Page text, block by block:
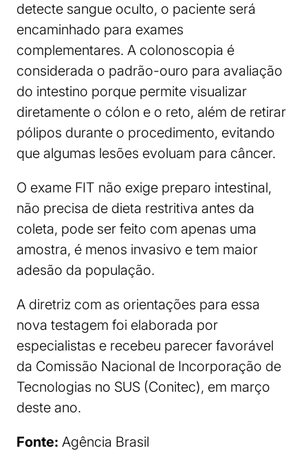
detecte sangue oculto, o paciente será
encaminhado para exames
complementares. A colonoscopia é
considerada o padrão-ouro para avaliação
do intestino porque permite visualizar
diretamente o cólon e o reto, além de retirar
pólipos durante o procedimento, evitando
que algumas lesões evoluam para câncer.
O exame FIT não exige preparo intestinal,
não precisa de dieta restritiva antes da
coleta, pode ser feito com apenas uma
amostra, é menos invasivo e tem maior
adesão da população.
A diretriz com as orientações para essa
nova testagem foi elaborada por
especialistas e recebeu parecer favorável
da Comissão Nacional de Incorporação de
Tecnologias no SUS (Conitec), em março
deste ano.
Fonte: Agência Brasil